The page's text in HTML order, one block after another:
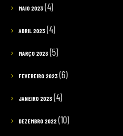
MAIO 2023(4)
ABRIL 2023(4)
MARÇO 2023(5)
FEVEREIRO 2023(6)
JANEIRO 2023(4)
DEZEMBRO 2022(10)